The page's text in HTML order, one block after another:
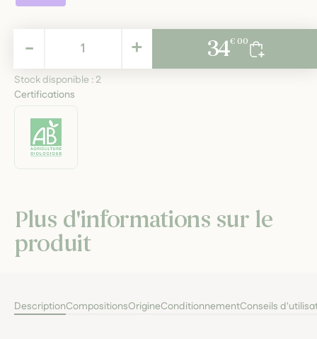
34,00 € TTC
+
- 34€ 00
Stock disponible : 2
Certifications
Plus d'informations sur le
produit
DescriptionCompositionsOrigineConditionnementConseils